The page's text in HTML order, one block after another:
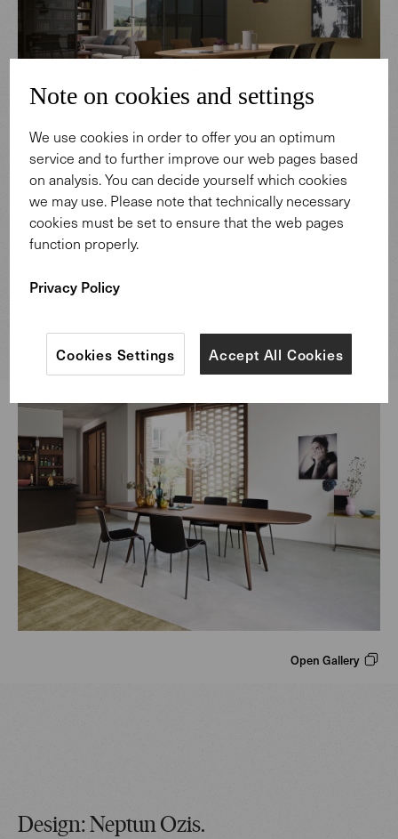
Neptun Ozis, Architekt und Designer aus Istanbul,
entwarf den eleganten Holztisch als Hommage an Fikret
Moualla. Der 1967 verstorbene Maler war ein Mentor
Dieser entwickelte bereits 1964 einen gleichnamigen
Open Gallery
Design: Neptun Ozis.
Note on cookies and settings
We use cookies in order to offer you an optimum
service and to further improve our web pages based
on analysis. You can decide yourself which cookies
we may use. Please note that technically necessary
cookies must be set to ensure that the web pages
function properly.
Privacy Policy
Accept All Cookies
Cookies Settings